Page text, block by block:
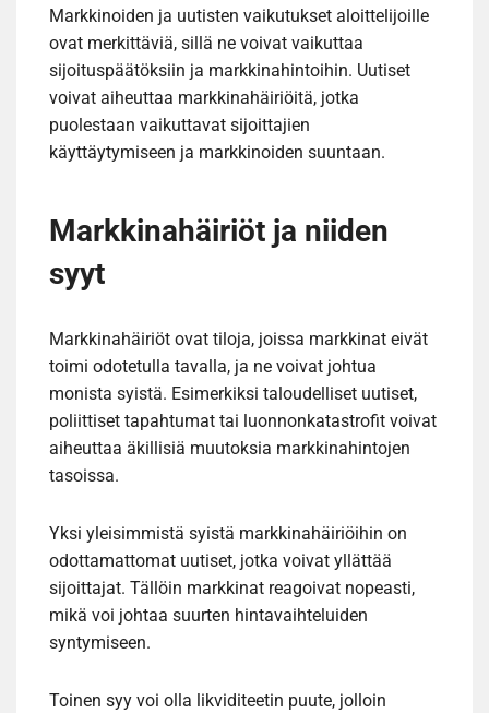
Markkinoiden ja uutisten vaikutukset aloittelijoille
ovat merkittäviä, sillä ne voivat vaikuttaa
sijoituspäätöksiin ja markkinahintoihin. Uutiset
voivat aiheuttaa markkinahäiriöitä, jotka
puolestaan vaikuttavat sijoittajien
käyttäytymiseen ja markkinoiden suuntaan.
Markkinahäiriöt ja niiden
syyt
Markkinahäiriöt ovat tiloja, joissa markkinat eivät
toimi odotetulla tavalla, ja ne voivat johtua
monista syistä. Esimerkiksi taloudelliset uutiset,
poliittiset tapahtumat tai luonnonkatastrofit voivat
aiheuttaa äkillisiä muutoksia markkinahintojen
tasoissa.
Yksi yleisimmistä syistä markkinahäiriöihin on
odottamattomat uutiset, jotka voivat yllättää
sijoittajat. Tällöin markkinat reagoivat nopeasti,
mikä voi johtaa suurten hintavaihteluiden
syntymiseen.
Toinen syy voi olla likviditeetin puute, jolloin